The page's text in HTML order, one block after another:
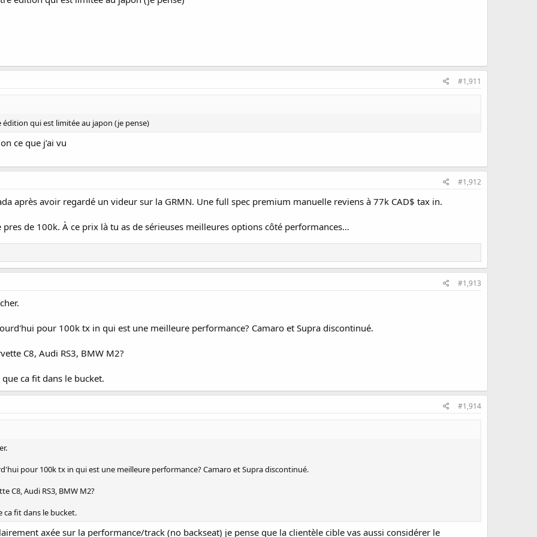
#1,911
édition qui est limitée au japon (je pense)
ce que j’ai vu
#1,912
après avoir regardé un videur sur la GRMN. Une full spec premium manuelle reviens à 77k CAD$ tax in.
pres de 100k. À ce prix là tu as de sérieuses meilleures options côté performances…
#1,913
pour 100k tx in qui est une meilleure performance? Camaro et Supra discontinué.
C8, Audi RS3, BMW M2?
ca fit dans le bucket.
#1,914
pour 100k tx in qui est une meilleure performance? Camaro et Supra discontinué.
C8, Audi RS3, BMW M2?
ca fit dans le bucket.
axée sur la performance/track (no backseat) je pense que la clientèle cible vas aussi considérer le